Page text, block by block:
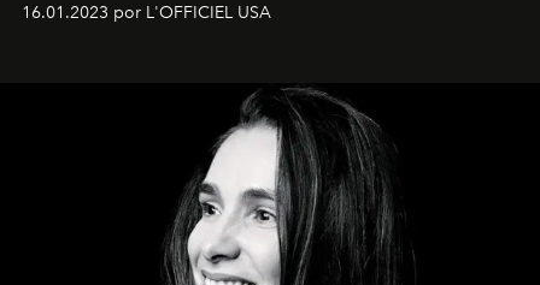
16.01.2023 por L'OFFICIEL USA